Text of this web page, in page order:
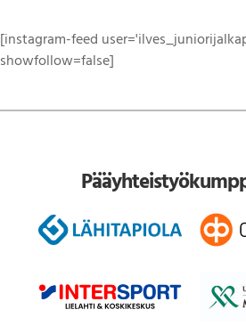
[instagram-feed
showfollow=false]